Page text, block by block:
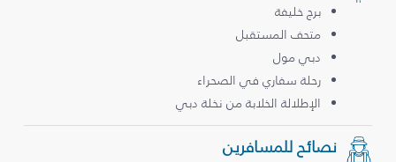
برج خليفة
متحف المستقبل
دبي مول
رحلة سفاري في الصحراء
الإطلالة الخلابة من نخلة دبي
نصائح للمسافرين